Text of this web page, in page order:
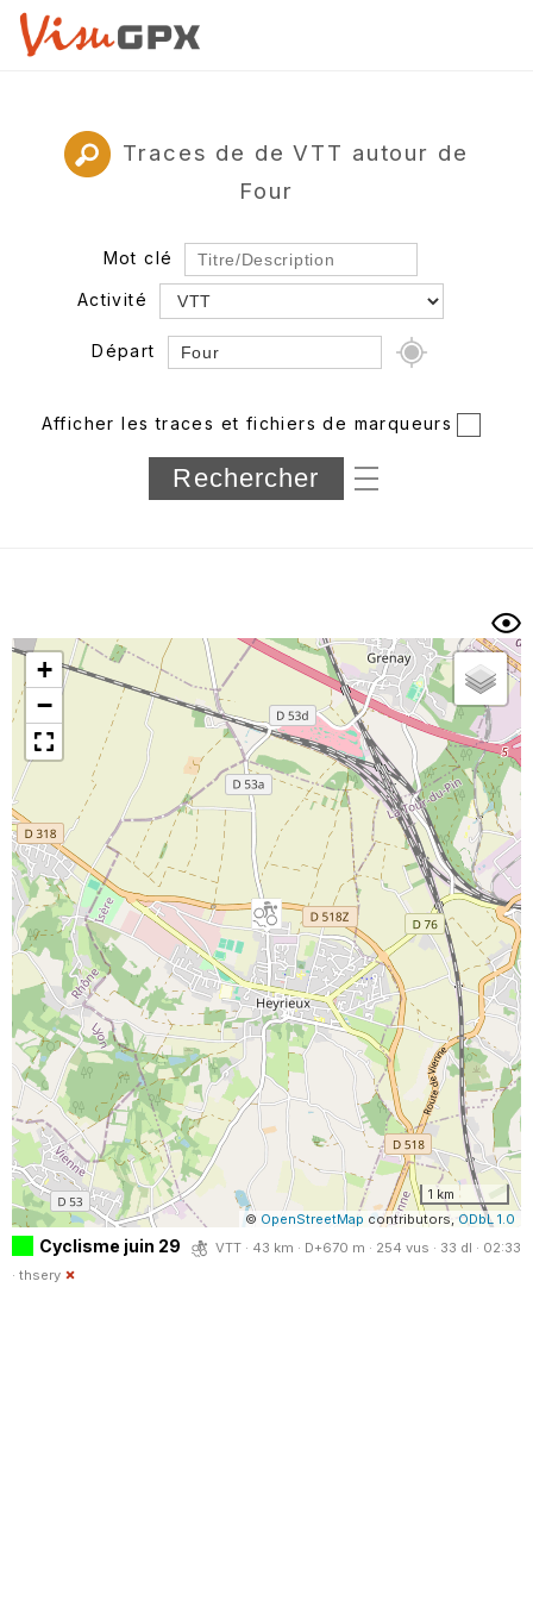
Traces de de VTT autour de
Four
Mot clé
Activité
Départ
Département
Longueur min/max
Trier par
Horodatage Photos
Afficher les traces et fichiers de marqueurs
+
−
1 km
© OpenStreetMap contributors, ODbL 1.0
Cyclisme juin 29
VTT · 43 km · D+670 m · 254 vus · 33 dl · 02:33
· thsery